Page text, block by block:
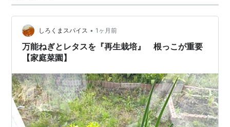
しろくまスパイス • 1ヶ月前
万能ねぎとレタスを『再生栽培』 根っこが重要
【家庭菜園】